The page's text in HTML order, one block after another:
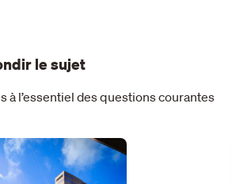
le sujet
à l’essentiel des questions courantes